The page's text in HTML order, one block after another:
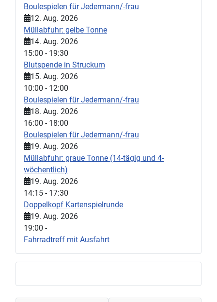
Boulespielen für Jedermann/-frau
12. Aug. 2026
Müllabfuhr: gelbe Tonne
14. Aug. 2026
15:00 - 19:30
Blutspende in Struckum
15. Aug. 2026
10:00 - 12:00
Boulespielen für Jedermann/-frau
18. Aug. 2026
16:00 - 18:00
Boulespielen für Jedermann/-frau
19. Aug. 2026
Müllabfuhr: graue Tonne (14-tägig und 4-
wöchentlich)
19. Aug. 2026
14:15 - 17:30
Doppelkopf Kartenspielrunde
19. Aug. 2026
19:00 -
Fahrradtreff mit Ausfahrt